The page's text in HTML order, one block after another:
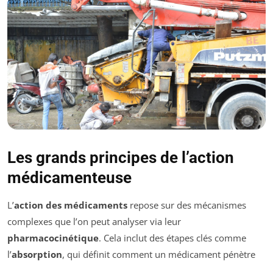
Les grands principes de l’action
médicamenteuse
L’action des médicaments repose sur des mécanismes
complexes que l’on peut analyser via leur
pharmacocinétique. Cela inclut des étapes clés comme
l’absorption, qui définit comment un médicament pénètre